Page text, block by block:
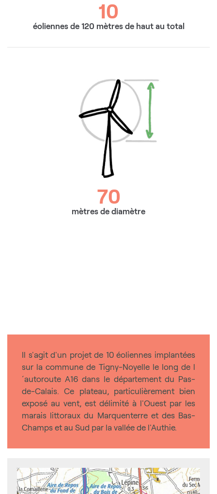
10
éoliennes de 120 mètres de haut au total
70
mètres de diamètre
Il s'agit d'un projet de 10 éoliennes implantées
sur la commune de Tigny-Noyelle le long de l
´autoroute A16 dans le département du Pas-
de-Calais. Ce plateau, particulièrement bien
exposé au vent, est délimité à l'Ouest par les
marais littoraux du Marquenterre et des Bas-
Champs et au Sud par la vallée de l'Authie.